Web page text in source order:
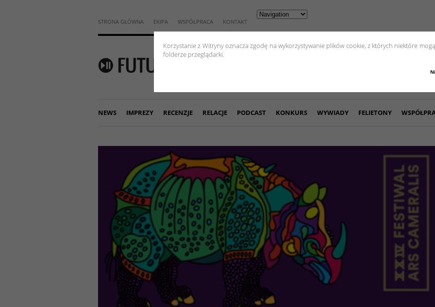
Korzystanie z Witryny oznacza zgodę na wykorzystywanie plików cookie, z których niektóre
folderze przeglądarki.
STRONA GŁÓWNA EKIPA WSPÓŁPRACA KONTAKT
NEWS IMPREZY RECENZJE RELACJE PODCAST KONKURS WYWIADY FELIETONY